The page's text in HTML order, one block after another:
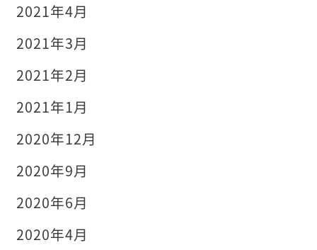
2021年4月
2021年3月
2021年2月
2021年1月
2020年12月
2020年9月
2020年6月
2020年4月